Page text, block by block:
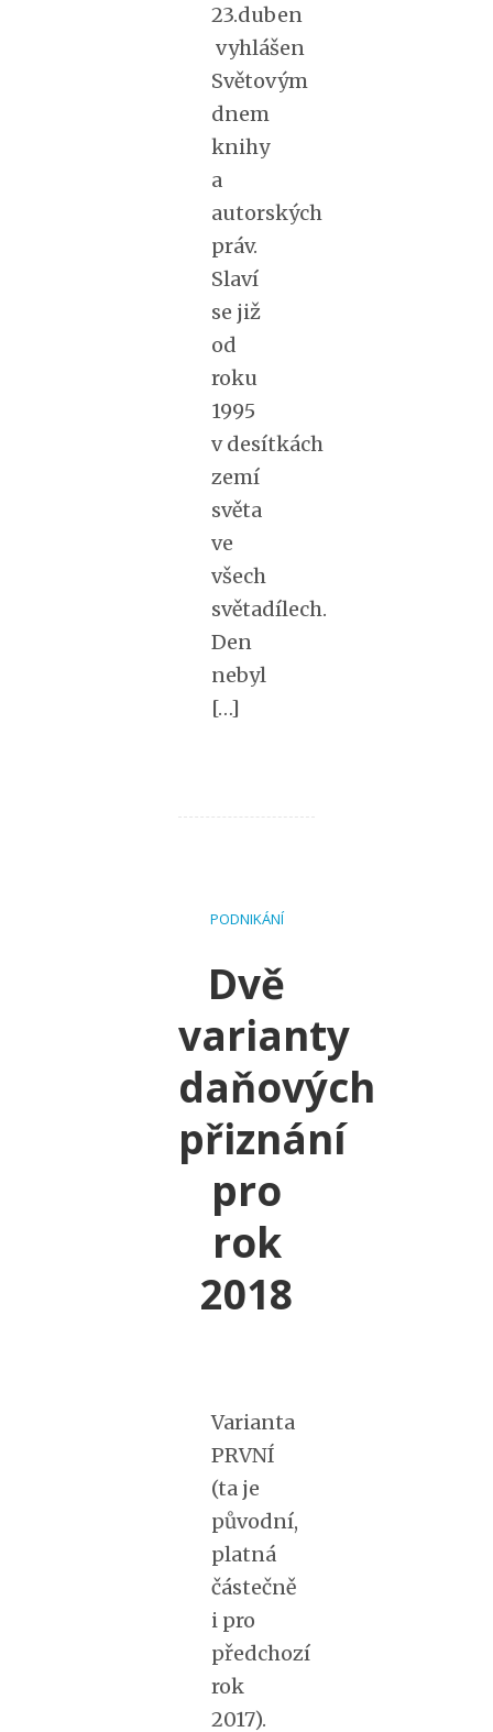
23.duben
vyhlášen
Světovým
dnem
knihy
a
autorských
práv.
Slaví
se již
od
roku
1995
v desítkách
zemí
světa
ve
všech
světadílech.
Den
nebyl
[…]
PODNIKÁNÍ
Dvě
varianty
daňových
přiznání
pro
rok
2018
Varianta
PRVNÍ
(ta je
původní,
platná
částečně
i pro
předchozí
rok
2017).